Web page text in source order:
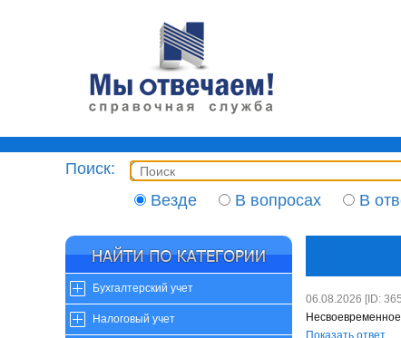
Поиск:
Везде
В вопросах В
Бухгалтерский учет
Налоговый учет
06.08.2026 [ID:
Показать ответ